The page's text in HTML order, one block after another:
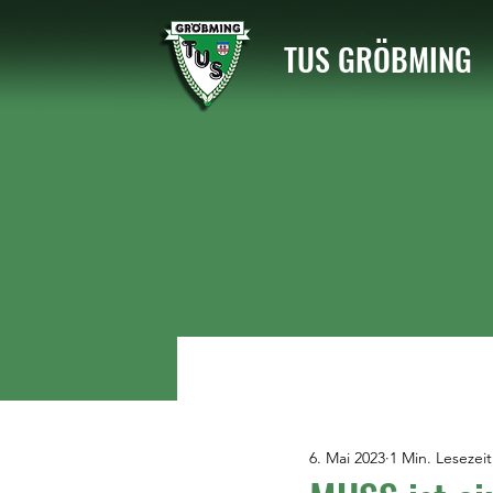
TUS GRÖBMING
6. Mai 2023 1 Min. Lesezeit